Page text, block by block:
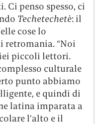
Ci penso spesso, ci
Techetechetè: il
cose lo
retromania. “Noi
piccoli lettori.
culturale
punto abbiamo
e quindi di
latina imparata a
l’alto e il